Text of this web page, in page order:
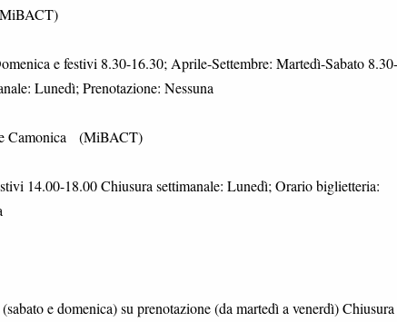
e festivi 8.30-16.30; Aprile-Settembre: Martedì-Sabato 8.30-
Lunedì; Prenotazione: Nessuna
Camonica (MiBACT)
14.00-18.00 Chiusura settimanale: Lunedì; Orario biglietteria:
e domenica) su prenotazione (da martedì a venerdì) Chiusura